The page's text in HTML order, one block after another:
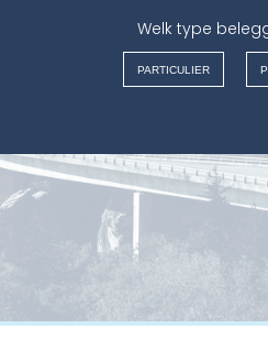
ASSET MANAGEMENTWelk type
PARTICULIER